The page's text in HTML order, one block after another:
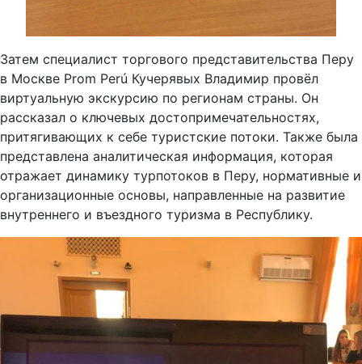
Затем специалист торгового представительства Перу
в Москве Prom Perú Кучерявых Владимир провёл
виртуальную экскурсию по регионам страны. Он
рассказал о ключевых достопримечательностях,
притягивающих к себе туристские потоки. Также была
представлена аналитическая информация, которая
отражает динамику турпотоков в Перу, нормативные и
организационные основы, направленные на развитие
внутреннего и въездного туризма в Республику.